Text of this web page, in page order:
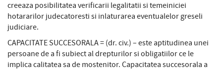
creeaza posibilitatea verificarii legalitatii si temeiniciei
hotararilor judecatoresti si inlaturarea eventualelor greseli
judiciare.
CAPACITATE SUCCESORALA = (dr. civ.) – este aptitudinea unei
persoane de a fi subiect al drepturilor si obligatiilor ce le
implica calitatea sa de mostenitor. Capacitatea succesorala a